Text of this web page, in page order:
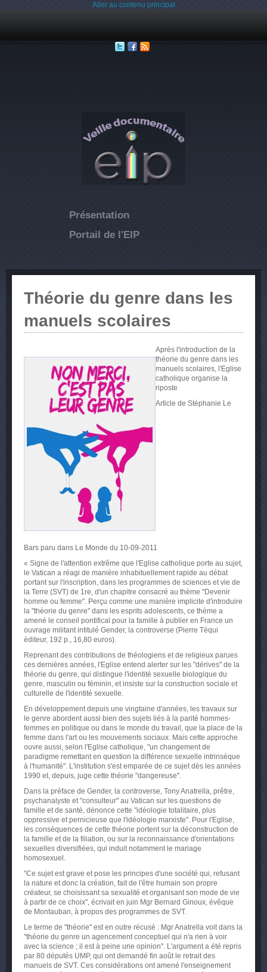
Aller au contenu principal
Présentation
Portail de l'EIP
Théorie du genre dans les
manuels scolaires
Après l'introduction de la
théorie du genre dans les
manuels scolaires, l'Eglise
catholique organise la
riposte
Article de Stéphanie Le
Bars paru dans Le Monde du 10-09-2011
« Signe de l'attention extrême que l'Eglise catholique porte au sujet,
le Vatican a réagi de manière inhabituellement rapide au débat
portant sur l'inscription, dans les programmes de sciences et vie de
la Terre (SVT) de 1re, d'un chapitre consacré au thème "Devenir
homme ou femme". Perçu comme une manière implicite d'introduire
la "théorie du genre" dans les esprits adolescents, ce thème a
amené le conseil pontifical pour la famille à publier en France un
ouvrage militant intitulé Gender, la controverse (Pierre Téqui
éditeur, 192 p., 16,80 euros).
Reprenant des contributions de théologiens et de religieux parues
ces dernières années, l'Eglise entend alerter sur les "dérives" de la
théorie du genre, qui distingue l'identité sexuelle biologique du
genre, masculin ou féminin, et insiste sur la construction sociale et
culturelle de l'identité sexuelle.
En développement depuis une vingtaine d'années, les travaux sur
le genre abordent aussi bien des sujets liés à la parité hommes-
femmes en politique ou dans le monde du travail, que la place de la
femme dans l'art ou les mouvements sociaux. Mais cette approche
ouvre aussi, selon l'Eglise catholique, "un changement de
paradigme remettant en question la différence sexuelle intrinsèque
à l'humanité". L'institution s'est emparée de ce sujet dès les années
1990 et, depuis, juge cette théorie "dangereuse".
Dans la préface de Gender, la controverse, Tony Anatrella, prêtre,
psychanalyste et "consulteur" au Vatican sur les questions de
famille et de santé, dénonce cette "idéologie totalitaire, plus
oppressive et pernicieuse que l'idéologie marxiste". Pour l'Eglise,
les conséquences de cette théorie portent sur la déconstruction de
la famille et de la filiation, ou sur la reconnaissance d'orientations
sexuelles diversifiées, qui induit notamment le mariage
homosexuel.
"Ce sujet est grave et pose les principes d'une société qui, refusant
la nature et donc la création, fait de l'être humain son propre
créateur, se choisissant sa sexualité et organisant son mode de vie
à partir de ce choix", écrivait en juin Mgr Bernard Ginoux, évêque
de Montauban, à propos des programmes de SVT.
Le terme de "théorie" est en outre récusé : Mgr Anatrella voit dans la
"théorie du genre un agencement conceptuel qui n'a rien à voir
avec la science ; il est à peine une opinion". L'argument a été repris
par 80 députés UMP, qui ont demandé fin août le retrait des
manuels de SVT. Ces considérations ont amené l'enseignement